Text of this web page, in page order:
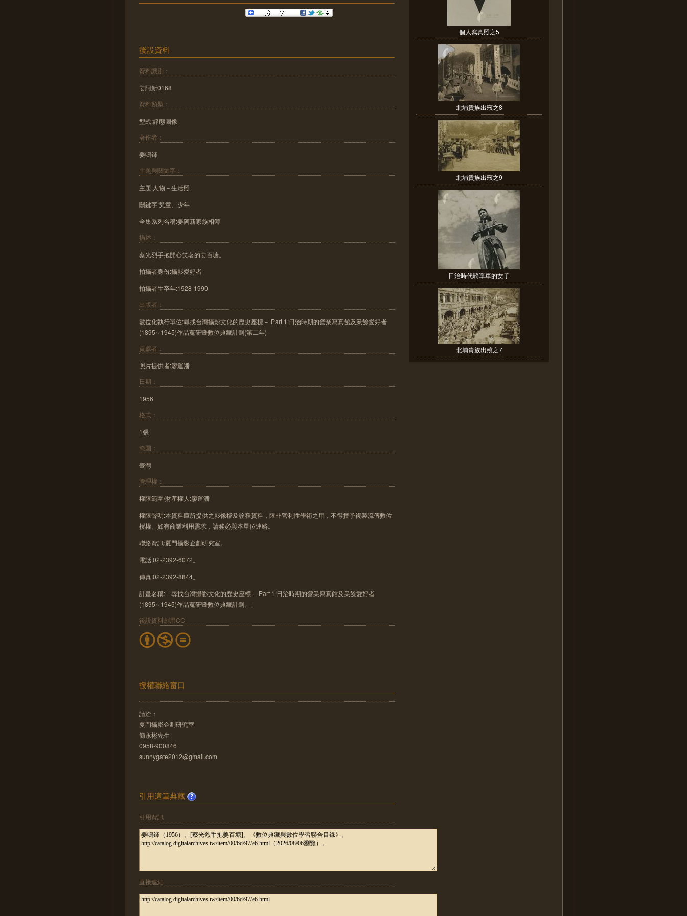
後設資料
資料識別：
姜阿新0168
資料類型：
型式:靜態圖像
著作者：
姜鳴鐸
主題與關鍵字：
主題:人物－生活照
關鍵字:兒童、少年
全集系列名稱:姜阿新家族相簿
描述：
蔡光烈手抱開心笑著的姜百塘。
拍攝者身份:攝影愛好者
拍攝者生卒年:1928-1990
出版者：
數位化執行單位:尋找台灣攝影文化的歷史座標－ Part 1:日治時期的營業寫真館及業餘愛好者
(1895∼1945)作品蒐研暨數位典藏計劃(第二年)
貢獻者：
照片提供者:廖運潘
日期：
1956
格式：
1張
範圍：
臺灣
管理權：
權限範圍/財產權人:廖運潘
權限聲明:本資料庫所提供之影像檔及詮釋資料，限非營利性學術之用，不得擅予複製流傳數位
授權。如有商業利用需求，請務必與本單位連絡。
聯絡資訊:夏門攝影企劃研究室。
電話:02-2392-6072。
傳真:02-2392-8844。
計畫名稱:「尋找台灣攝影文化的歷史座標－ Part 1:日治時期的營業寫真館及業餘愛好者
(1895∼1945)作品蒐研暨數位典藏計劃。」
後設資料創用CC
授權聯絡窗口
請洽：
夏門攝影企劃研究室
簡永彬先生
0958-900846
sunnygate2012@gmail.com
引用這筆典藏
引用資訊
直接連結
個人寫真照之5
北埔貴族出殯之8
北埔貴族出殯之9
日治時代騎單車的女子
北埔貴族出殯之7